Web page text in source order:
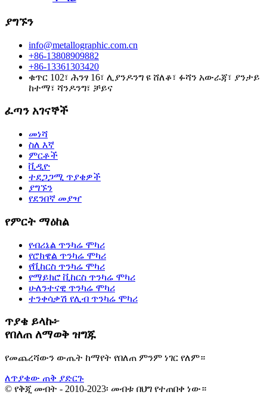
ያግኙን
info@metallographic.com.cn
+86-13808909882
+86-13361303420
ቁጥር 102፣ ሕንፃ 16፣ ሊያንዶንግ ዩ ሸለቆ፣ ፉሻን አውራጃ፣ ያንታይ
ከተማ፣ ሻንዶንግ፣ ቻይና
ፈጣን አገናኞች
መነሻ
ስለ እኛ
ምርቶች
ቪዲዮ
ተደጋጋሚ ጥያቄዎች
ያግኙን
የደንበኛ መያዣ
የምርት ማዕከል
የብሪኔል ጥንካሬ ሞካሪ
የሮክዌል ጥንካሬ ሞካሪ
የቪከርስ ጥንካሬ ሞካሪ
የማይክሮ ቪከርስ ጥንካሬ ሞካሪ
ሁለንተናዊ ጥንካሬ ሞካሪ
ተንቀሳቃሽ የሊብ ጥንካሬ ሞካሪ
ጥያቄ ይላኩ፦
የበለጠ ለማወቅ ዝግጁ
የመጨረሻውን ውጤት ከማየት የበለጠ ምንም ነገር የለም።
ለጥያቄው ጠቅ ያድርጉ
© የቅጂ መብት - 2010-2023፡ መብቱ በህግ የተጠበቀ ነው።